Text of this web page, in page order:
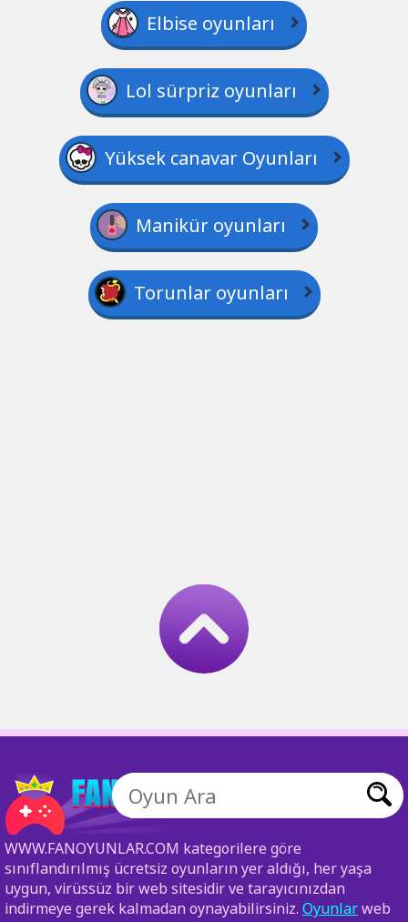
Elbise oyunları
Lol sürpriz oyunları
Yüksek canavar Oyunları
Manikür oyunları
Torunlar oyunları
WWW.FANOYUNLAR.COM kategorilere göre
sınıflandırılmış ücretsiz oyunların yer aldığı, her yaşa
uygun, virüssüz bir web sitesidir ve tarayıcınızdan
indirmeye gerek kalmadan oynayabilirsiniz. Oyunlarweb